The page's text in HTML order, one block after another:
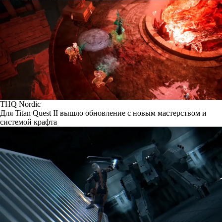
THQ Nordic
Для Titan Quest II вышло обновление с новым мастерством и
системой крафта